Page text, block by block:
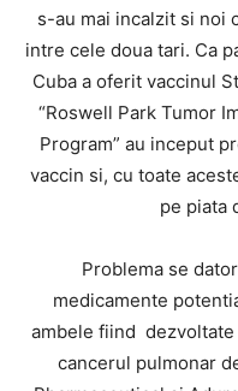
s-au mai incalzit si noi
intre cele doua tari. Ca
Cuba a oferit vaccinul
“Roswell Park Tumor
Program” au inceput
vaccin si, cu toate
pe piata
Problema se
medicamente
ambele fiind
cancerul pulmonar